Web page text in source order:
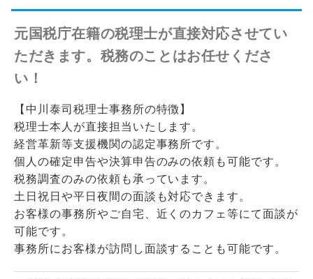
元国税庁在籍の税理士が直接対応させてい
ただきます。税務のことはお任せくださ
い！
【中川泰司税理士事務所の特徴】
税理士本人が直接担当いたします。
経営革新等支援機関の認定事務所です。
個人の確定申告や決算申告のみの依頼も可能です。
税務調査のみの依頼も承っています。
土日祝日や平日夜間の面談も対応できます。
お客様の事務所やご自宅、近くのカフェ等にて面談が
可能です。
事務所にお客様が訪問し面談することも可能です。